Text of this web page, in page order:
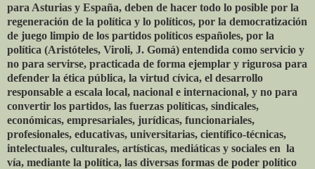
para Asturias y España, deben de hacer todo lo posible por la
regeneración de la política y lo políticos, por la democratización
de juego limpio de los partidos políticos españoles, por la
política (Aristóteles, Viroli, J. Gomá) entendida como servicio y
no para servirse, practicada de forma ejemplar y rigurosa para
defender la ética pública, la virtud cívica, el desarrollo
responsable a escala local, nacional e internacional, y no para
convertir los partidos, las fuerzas políticas, sindicales,
económicas, empresariales, jurídicas, funcionariales,
profesionales, educativas, universitarias, científico-técnicas,
intelectuales, culturales, artísticas, mediáticas y sociales en la
vía, mediante la política, las diversas formas de poder político